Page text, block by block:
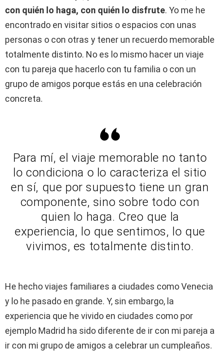
con quién lo haga, con quién lo disfrute. Yo me he
encontrado en visitar sitios o espacios con unas
personas o con otras y tener un recuerdo memorable
totalmente distinto. No es lo mismo hacer un viaje
con tu pareja que hacerlo con tu familia o con un
grupo de amigos porque estás en una celebración
concreta.
Para mí, el viaje memorable no tanto
lo condiciona o lo caracteriza el sitio
en sí, que por supuesto tiene un gran
componente, sino sobre todo con
quien lo haga. Creo que la
experiencia, lo que sentimos, lo que
vivimos, es totalmente distinto.
He hecho viajes familiares a ciudades como Venecia
y lo he pasado en grande. Y, sin embargo, la
experiencia que he vivido en ciudades como por
ejemplo Madrid ha sido diferente de ir con mi pareja a
ir con mi grupo de amigos a celebrar un cumpleaños.